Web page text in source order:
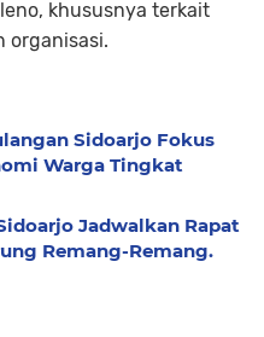
khususnya terkait
organisasi.
Sidoarjo Fokus
Warga Tingkat
Jadwalkan Rapat
Remang-Remang.